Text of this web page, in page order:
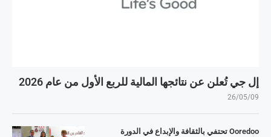
إل جي تُعلن عن نتائجها المالية للربع الأول من عام 2026
26/05/09
Ooredoo تحتفي بالثقافة والإبداع في الدورة